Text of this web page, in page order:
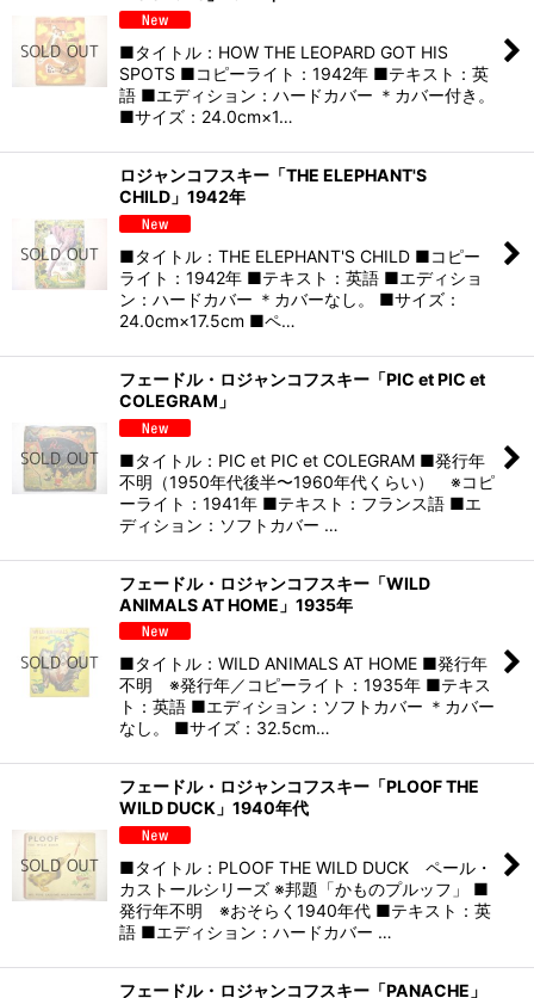
■タイトル：HOW THE LEOPARD GOT HIS
SPOTS ■コピーライト：1942年 ■テキスト：英
語 ■エディション：ハードカバー ＊カバー付き。
■サイズ：24.0cm×1…
ロジャンコフスキー「THE ELEPHANT'S
CHILD」1942年
■タイトル：THE ELEPHANT'S CHILD ■コピー
ライト：1942年 ■テキスト：英語 ■エディショ
ン：ハードカバー ＊カバーなし。 ■サイズ：
24.0cm×17.5cm ■ペ…
フェードル・ロジャンコフスキー「PIC et PIC et
COLEGRAM」
■タイトル：PIC et PIC et COLEGRAM ■発行年
不明（1950年代後半〜1960年代くらい） ※コピ
ーライト：1941年 ■テキスト：フランス語 ■エ
ディション：ソフトカバー …
フェードル・ロジャンコフスキー「WILD
ANIMALS AT HOME」1935年
■タイトル：WILD ANIMALS AT HOME ■発行年
不明 ※発行年／コピーライト：1935年 ■テキス
ト：英語 ■エディション：ソフトカバー ＊カバー
なし。 ■サイズ：32.5cm…
フェードル・ロジャンコフスキー「PLOOF THE
WILD DUCK」1940年代
■タイトル：PLOOF THE WILD DUCK ペール・
カストールシリーズ ※邦題「かものプルッフ」 ■
発行年不明 ※おそらく1940年代 ■テキスト：英
語 ■エディション：ハードカバー …
フェードル・ロジャンコフスキー「PANACHE」